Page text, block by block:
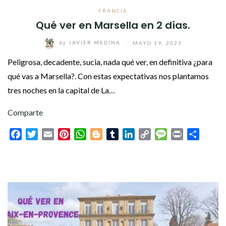
FRANCIA
Qué ver en Marsella en 2 días.
by JAVIER MEDINA MAYO 19, 2023
Peligrosa, decadente, sucia, nada qué ver, en definitiva ¿para
qué vas a Marsella?. Con estas expectativas nos plantamos
tres noches en la capital de La…
Comparte
FacebookTwitterEmail PinterestWhatsAppBloggerTumblrLinkedIn
Copy
Message
Print